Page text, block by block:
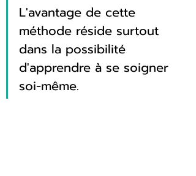
L'avantage de cette
méthode réside surtout
dans la possibilité
d'apprendre à se soigner
soi-même.